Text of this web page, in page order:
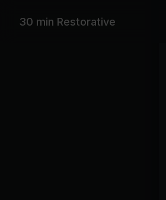
30 min Restorative